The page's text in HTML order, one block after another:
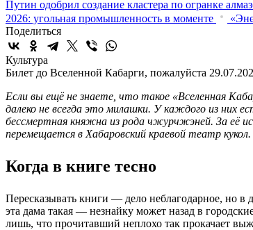
Путин одобрил создание кластера по огранке
2026: угольная промышленность в моменте
Поделиться
Культура
Билет до Вселенной Кабарги, пожалуйста
Если вы ещё не знаете, что такое «Вселенная
далеко не всегда это милашки. У каждого из них
бессмертная княжна из рода чжурчжэней. За её
перемещается в Хабаровский краевой театр кукол.
Когда в книге тесно
Пересказывать книги — дело неблагодарное, но в
эта дама такая — незнайку может назад в
лишь, что прочитавший неплохо так прокачает